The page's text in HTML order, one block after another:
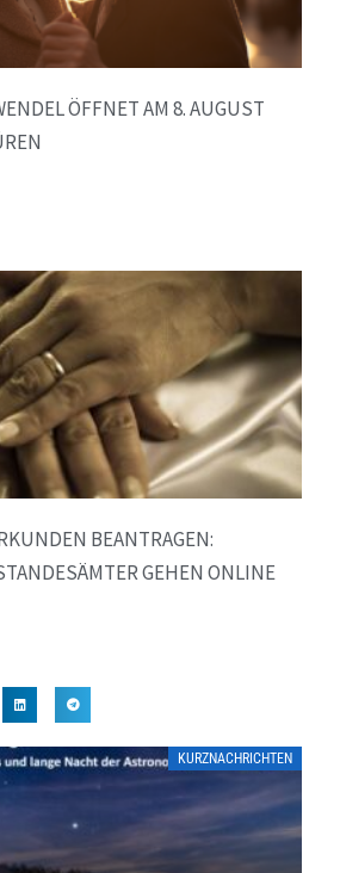
ÖFFNET AM 8. AUGUST
BEANTRAGEN:
GEHEN ONLINE
KURZNACHRICHTEN